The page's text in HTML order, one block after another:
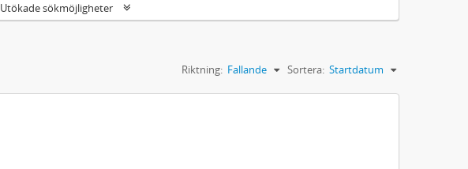
Utökade sökmöjligheter
Sortera: Startdatum
Riktning: Fallande